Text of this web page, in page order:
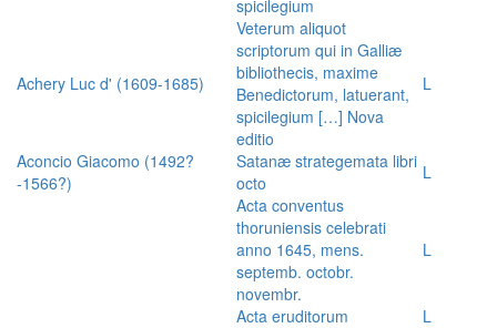
spicilegium
Achery Luc d' (1609-1685)
Veterum aliquot
scriptorum qui in Galliæ
bibliothecis, maxime
Benedictorum, latuerant,
spicilegium […] Nova
editio
L
Aconcio Giacomo (1492?
-1566?)
Satanæ strategemata libri
octo
L
Acta conventus
thoruniensis celebrati
anno 1645, mens.
septemb. octobr.
novembr.
L
Acta eruditorum
L